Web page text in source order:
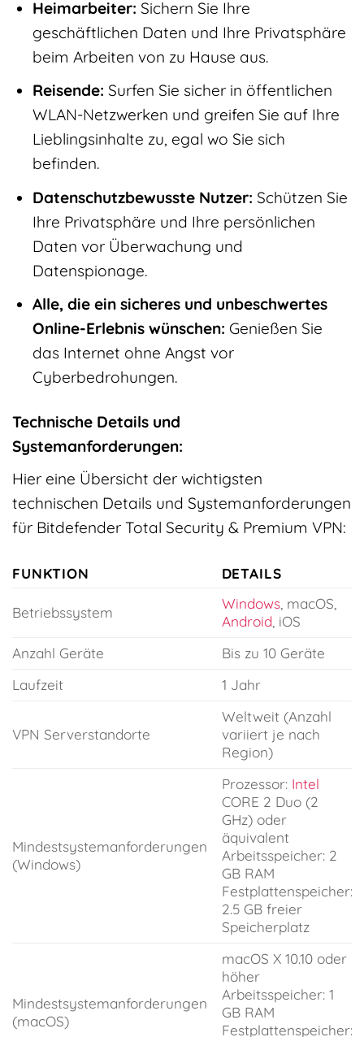
Heimarbeiter: Sichern Sie Ihre
geschäftlichen Daten und Ihre Privatsphäre
beim Arbeiten von zu Hause aus.
Reisende: Surfen Sie sicher in öffentlichen
WLAN-Netzwerken und greifen Sie auf Ihre
Lieblingsinhalte zu, egal wo Sie sich
befinden.
Datenschutzbewusste Nutzer: Schützen Sie
Ihre Privatsphäre und Ihre persönlichen
Daten vor Überwachung und
Datenspionage.
Alle, die ein sicheres und unbeschwertes
Online-Erlebnis wünschen: Genießen Sie
das Internet ohne Angst vor
Cyberbedrohungen.
Technische Details und
Systemanforderungen:
Hier eine Übersicht der wichtigsten
technischen Details und Systemanforderungen
für Bitdefender Total Security & Premium VPN:
FUNKTION DETAILS
Betriebssystem
Windows, macOS,
Android, iOS
Anzahl Geräte
Bis zu 10 Geräte
Laufzeit
1 Jahr
VPN Serverstandorte
Weltweit (Anzahl
variiert je nach
Region)
Mindestsystemanforderungen
(Windows)
Prozessor: Intel
CORE 2 Duo (2
GHz) oder
äquivalent
Arbeitsspeicher: 2
GB RAM
Festplattenspeicher:
2.5 GB freier
Speicherplatz
Mindestsystemanforderungen
(macOS)
macOS X 10.10 oder
höher
Arbeitsspeicher: 1
GB RAM
Festplattenspeicher: